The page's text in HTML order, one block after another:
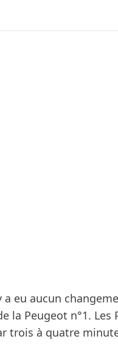
a eu aucun
la Peugeot n°1. Les
trois à quatre